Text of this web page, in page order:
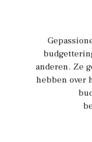
anderen. Ze
hebben over